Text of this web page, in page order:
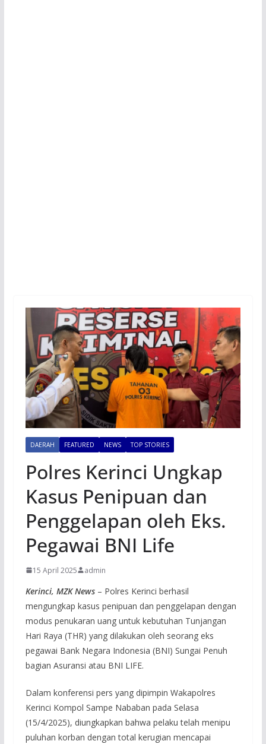
DAERAH FEATURED NEWS TOP STORIES
Polres Kerinci Ungkap
Kasus Penipuan dan
Penggelapan oleh Eks.
Pegawai BNI Life
15 April 2025 admin
Kerinci, MZK News– Polres Kerinci berhasil
mengungkap kasus penipuan dan penggelapan dengan
modus penukaran uang untuk kebutuhan Tunjangan
Hari Raya (THR) yang dilakukan oleh seorang eks
pegawai Bank Negara Indonesia (BNI) Sungai Penuh
bagian Asuransi atau BNI LIFE.
Dalam konferensi pers yang dipimpin Wakapolres
Kerinci Kompol Sampe Nababan pada Selasa
(15/4/2025), diungkapkan bahwa pelaku telah menipu
puluhan korban dengan total kerugian mencapai